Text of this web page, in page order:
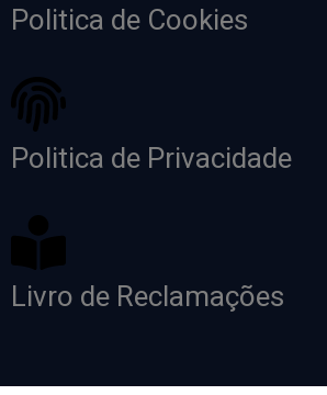
Politica de Cookies
Politica de Privacidade
Livro de Reclamações